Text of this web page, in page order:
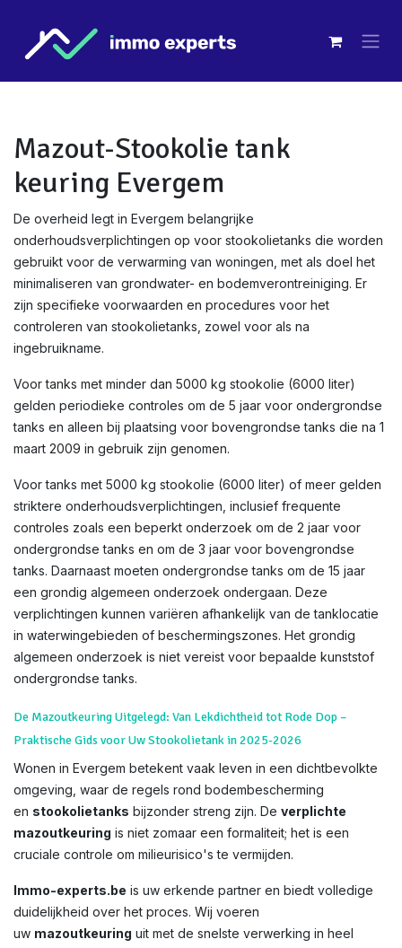
Mazout-Stookolie tank
keuring Evergem
De overheid legt in Evergem belangrijke
onderhoudsverplichtingen op voor stookolietanks die worden
gebruikt voor de verwarming van woningen, met als doel het
minimaliseren van grondwater- en bodemverontreiniging. Er
zijn specifieke voorwaarden en procedures voor het
controleren van stookolietanks, zowel voor als na
ingebruikname.
Voor tanks met minder dan 5000 kg stookolie (6000 liter)
gelden periodieke controles om de 5 jaar voor ondergrondse
tanks en alleen bij plaatsing voor bovengrondse tanks die na 1
maart 2009 in gebruik zijn genomen.
Voor tanks met 5000 kg stookolie (6000 liter) of meer gelden
striktere onderhoudsverplichtingen, inclusief frequente
controles zoals een beperkt onderzoek om de 2 jaar voor
ondergrondse tanks en om de 3 jaar voor bovengrondse
tanks. Daarnaast moeten ondergrondse tanks om de 15 jaar
een grondig algemeen onderzoek ondergaan. Deze
verplichtingen kunnen variëren afhankelijk van de tanklocatie
in waterwingebieden of beschermingszones. Het grondig
algemeen onderzoek is niet vereist voor bepaalde kunststof
ondergrondse tanks.
De Mazoutkeuring Uitgelegd: Van Lekdichtheid tot Rode Dop –
Praktische Gids voor Uw Stookolietank in 2025-2026
Wonen in Evergem betekent vaak leven in een dichtbevolkte
omgeving, waar de regels rond bodembescherming
en stookolietanks bijzonder streng zijn. De verplichte
mazoutkeuring is niet zomaar een formaliteit; het is een
cruciale controle om milieurisico's te vermijden.
Immo-experts.be is uw erkende partner en biedt volledige
duidelijkheid over het proces. Wij voeren
uw mazoutkeuring uit met de snelste verwerking in heel